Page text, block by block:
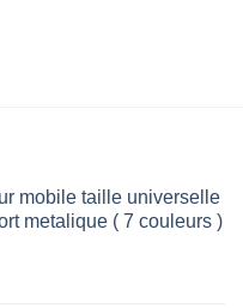
mobile taille universelle
metalique ( 7 couleurs )